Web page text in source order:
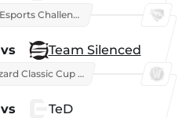
Bell Esports Challenge 2026
vs Team Silenced
Blizzard Classic Cup 2026
vs TeD